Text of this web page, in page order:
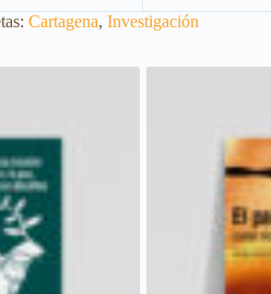
Cartagena, Investigación